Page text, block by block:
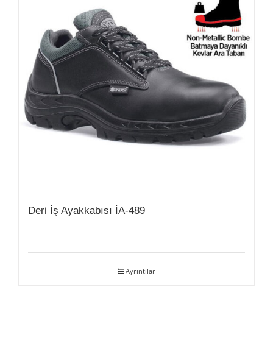
Deri İş Ayakkabısı İA-489
Ayrıntılar